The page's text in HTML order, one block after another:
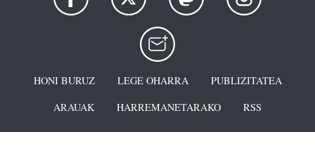
HONI BURUZ LEGE OHARRA
PUBLIZITATEA
ARAUAK
HARREMANETARAKO RSS